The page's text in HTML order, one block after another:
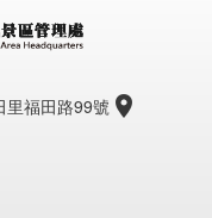
里福田路99號